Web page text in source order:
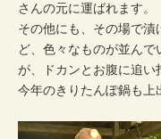
さんの元に運ばれます。
その他にも、その場で
ど、色々なものが並ん
が、ドカンとお腹に追い
今年のきりたんぽ鍋も上